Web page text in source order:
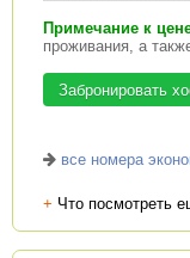
Примечание к
проживания, а
Забронировать
все номера
+ Что посмотреть